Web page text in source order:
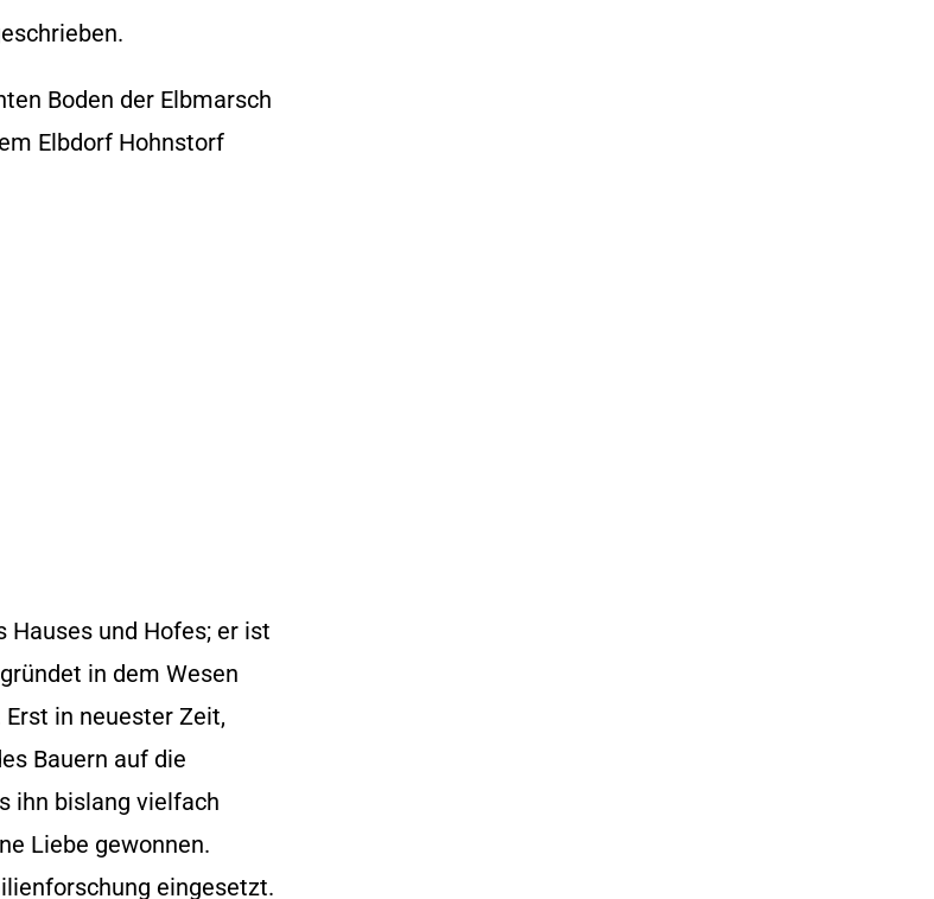
Boden der Elbmarsch
Elbdorf Hohnstorf
Hauses und Hofes; er ist
in dem Wesen
in neuester Zeit,
Bauern auf die
ihn bislang vielfach
Liebe gewonnen.
eingesetzt.